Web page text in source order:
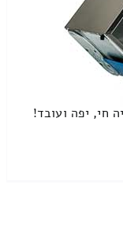
חי, יפה ועובד!